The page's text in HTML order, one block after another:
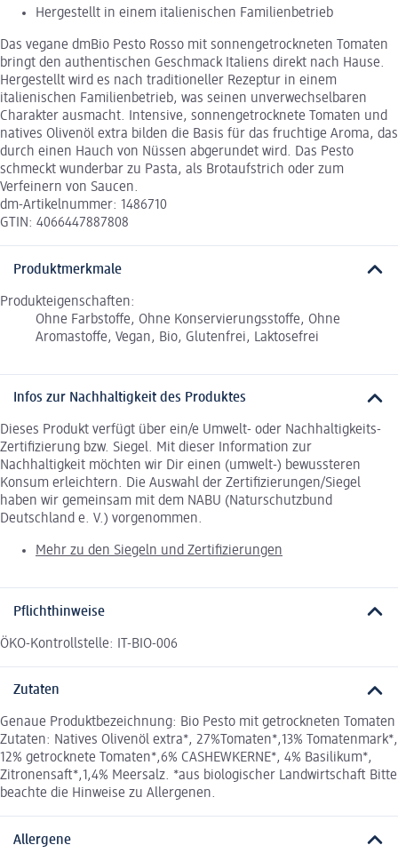
Hergestellt in einem italienischen Familienbetrieb
Das vegane dmBio Pesto Rosso mit sonnengetrockneten Tomaten
bringt den authentischen Geschmack Italiens direkt nach Hause.
Hergestellt wird es nach traditioneller Rezeptur in einem
italienischen Familienbetrieb, was seinen unverwechselbaren
Charakter ausmacht. Intensive, sonnengetrocknete Tomaten und
natives Olivenöl extra bilden die Basis für das fruchtige Aroma, das
durch einen Hauch von Nüssen abgerundet wird. Das Pesto
schmeckt wunderbar zu Pasta, als Brotaufstrich oder zum
Verfeinern von Saucen.
dm-Artikelnummer: 1486710
GTIN: 4066447887808
Produktmerkmale
Produkteigenschaften:
Ohne Farbstoffe, Ohne Konservierungsstoffe, Ohne
Aromastoffe, Vegan, Bio, Glutenfrei, Laktosefrei
Infos zur Nachhaltigkeit des Produktes
Dieses Produkt verfügt über ein/e Umwelt- oder Nachhaltigkeits-
Zertifizierung bzw. Siegel. Mit dieser Information zur
Nachhaltigkeit möchten wir Dir einen (umwelt-) bewussteren
Konsum erleichtern. Die Auswahl der Zertifizierungen/Siegel
haben wir gemeinsam mit dem NABU (Naturschutzbund
Deutschland e. V.) vorgenommen.
Mehr zu den Siegeln und Zertifizierungen
Pflichthinweise
ÖKO-Kontrollstelle: IT-BIO-006
Zutaten
Genaue Produktbezeichnung: Bio Pesto mit getrockneten Tomaten
Zutaten: Natives Olivenöl extra*, 27%Tomaten*,13% Tomatenmark*,
12% getrocknete Tomaten*,6% CASHEWKERNE*, 4% Basilikum*,
Zitronensaft*,1,4% Meersalz. *aus biologischer Landwirtschaft Bitte
beachte die Hinweise zu Allergenen.
Allergene